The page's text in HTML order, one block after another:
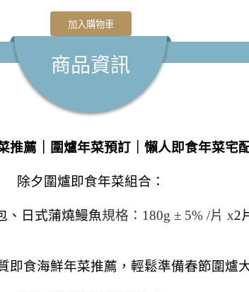
加入購物車
商品資訊
推薦｜圍爐年菜預訂 ｜懶人即食年菜宅
除夕圍爐即食年菜組合：
、 日式蒲燒鰻魚規格：180g ± 5% /片 x2
即食海鮮年菜推薦，輕鬆準備春節圍爐